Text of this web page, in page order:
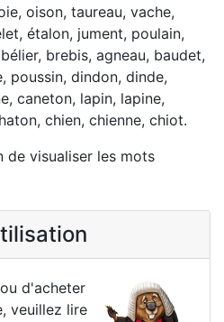
oison, taureau, vache,
étalon, jument, poulain,
brebis, agneau, baudet,
poussin, dindon, dinde,
caneton, lapin, lapine,
chien, chienne, chiot.
de visualiser les mots
d'acheter
veuillez lire